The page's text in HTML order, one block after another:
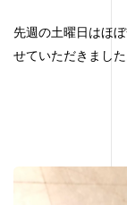
先週の土曜日はほ
せていただきました